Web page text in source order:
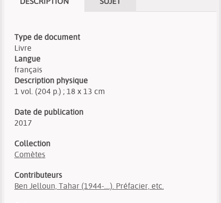
Type de document
Livre
Langue
français
Description physique
1 vol. (204 p.) ; 18 x 13 cm
Date de publication
2017
Collection
Comètes
Contributeurs
Ben Jelloun, Tahar (1944-....). Préfacier, etc.